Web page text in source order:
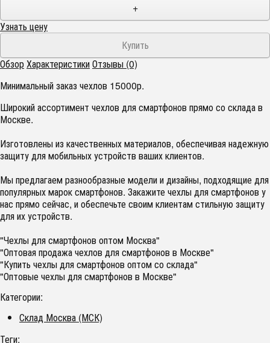
+
Узнать цену
ОбзорХарактеристикиОтзывы (0)
Минимальный заказ чехлов 15000р.
Широкий ассортимент чехлов для смартфонов прямо со склада в
Москве.
Изготовлены из качественных материалов, обеспечивая надежную
защиту для мобильных устройств ваших клиентов.
Мы предлагаем разнообразные модели и дизайны, подходящие для
популярных марок смартфонов. Закажите чехлы для смартфонов у
нас прямо сейчас, и обеспечьте своим клиентам стильную защиту
для их устройств.
"Чехлы для смартфонов оптом Москва"
"Оптовая продажа чехлов для смартфонов в Москве"
"Купить чехлы для смартфонов оптом со склада"
"Оптовые чехлы для смартфонов в Москве"
Категории:
Склад Москва (МСК)
Теги: